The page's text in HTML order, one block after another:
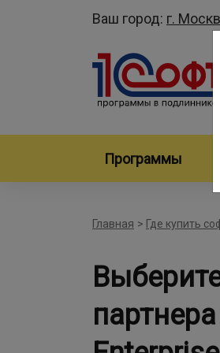
Ваш город: г.
Программы
Главная > Где купить